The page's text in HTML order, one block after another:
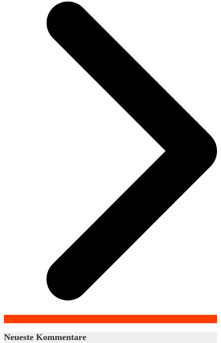
Neueste Kommentare